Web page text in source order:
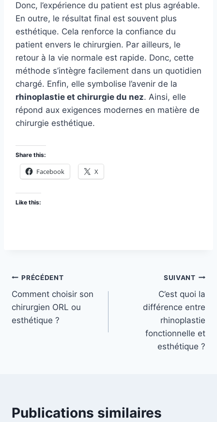
Donc, l’expérience du patient est plus agréable.
En outre, le résultat final est souvent plus
esthétique. Cela renforce la confiance du
patient envers le chirurgien. Par ailleurs, le
retour à la vie normale est rapide. Donc, cette
méthode s’intègre facilement dans un quotidien
chargé. Enfin, elle symbolise l’avenir de la
rhinoplastie et chirurgie du nez. Ainsi, elle
répond aux exigences modernes en matière de
chirurgie esthétique.
Share this:
Facebook X
Like this:
Navigation
de
l’article
PRÉCÉDENT
Comment choisir son
chirurgien ORL ou
esthétique ?
SUIVANT
C’est quoi la
différence entre
rhinoplastie
fonctionnelle et
esthétique ?
Publications similaires